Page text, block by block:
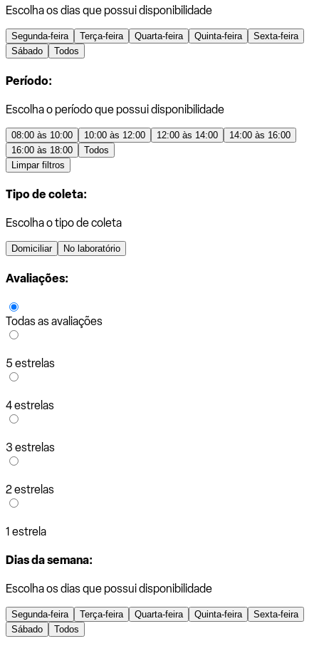
Escolha os dias que possui disponibilidade
Segunda-feira Terça-feira Quarta-feira Quinta-feira
Sexta-feira
Sábado
Todos
Período:
Escolha o período que possui disponibilidade
08:00 às 10:00 10:00 às 12:00 12:00 às 14:00
14:00 às 16:00
16:00 às 18:00
Todos
Limpar filtros
Tipo de coleta:
Escolha o tipo de coleta
Domiciliar No laboratório
Avaliações:
Todas as avaliações
5 estrelas
4 estrelas
3 estrelas
2 estrelas
1 estrela
Dias da semana:
Escolha os dias que possui disponibilidade
Segunda-feira Terça-feira Quarta-feira Quinta-feira
Sexta-feira
Sábado
Todos